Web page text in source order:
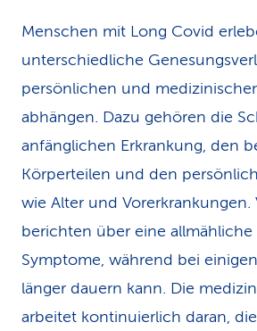
Menschen mit Long Covid
unterschiedliche
persönlichen und
abhängen. Dazu gehören die
anfänglichen Erkrankung, den
Körperteilen und den
wie Alter und Vorerkrankungen.
berichten über eine allmähliche
Symptome, während bei
länger dauern kann. Die
arbeitet kontinuierlich daran, die